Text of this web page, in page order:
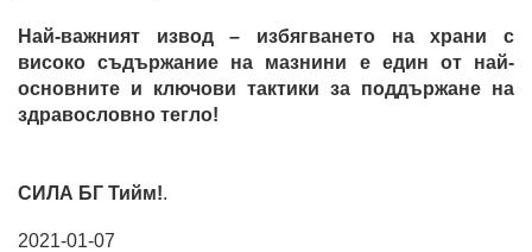
Най-важният извод – избягването на храни с
високо съдържание на мазнини е един от най-
основните и ключови тактики за поддържане на
здравословно тегло!
СИЛА БГ Тийм!.
2021-01-07